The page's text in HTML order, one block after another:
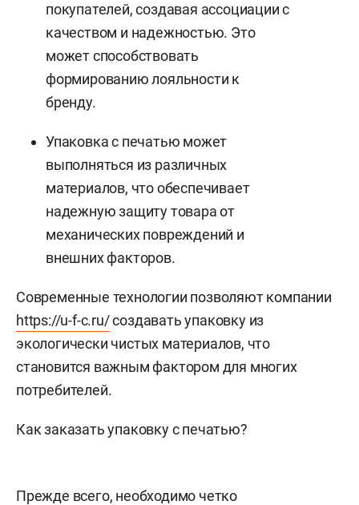
покупателей, создавая ассоциации с
качеством и надежностью. Это
может способствовать
формированию лояльности к
бренду.
Упаковка с печатью может
выполняться из различных
материалов, что обеспечивает
надежную защиту товара от
механических повреждений и
внешних факторов.
Современные технологии позволяют компании
https://u-f-c.ru/создавать упаковку из
экологически чистых материалов, что
становится важным фактором для многих
потребителей.
Как заказать упаковку с печатью?
Прежде всего, необходимо четко